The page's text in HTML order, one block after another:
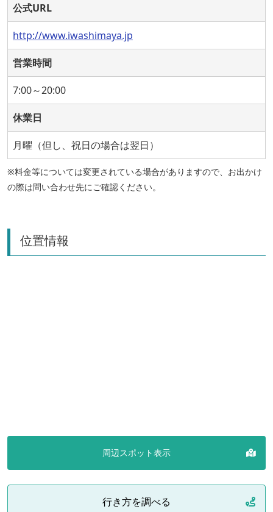
公式URL
http://www.iwashimaya.jp
営業時間
7:00～20:00
休業日
月曜（但し、祝日の場合は翌日）
※料金等については変更されている場合がありますので、お出かけ
の際は問い合わせ先にご確認ください。
位置情報
周辺スポット表示
行き方を調べる